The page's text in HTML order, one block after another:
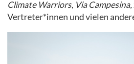
Climate Warriors, Via Campesina
Vertreter*innen und vielen